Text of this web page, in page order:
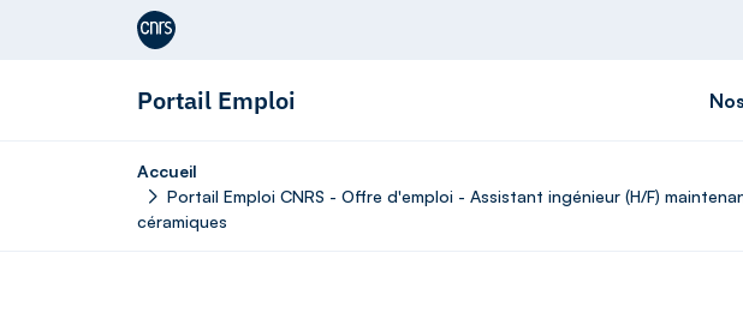
Aller au contenu
Portail Emploi
Accueil
Portail Emploi CNRS - Offre d'emploi - Assistant ingénieur (H/F)
céramiques